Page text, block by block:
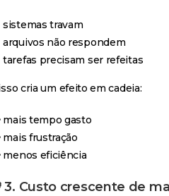
sistemas travam
arquivos não respondem
tarefas precisam ser refeitas
cria um efeito em cadeia:
mais tempo gasto
mais frustração
menos eficiência
3. Custo crescente de